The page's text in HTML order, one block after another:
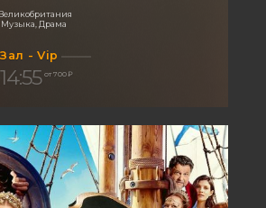
Музыка, Драма
Зал - Vip
14:55 от 700 ₽